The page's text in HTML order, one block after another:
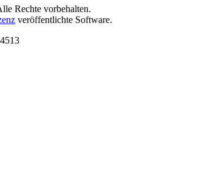
Rechte vorbehalten.
veröffentlichte Software.